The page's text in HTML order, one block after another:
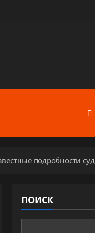
подробности
ПОИСК